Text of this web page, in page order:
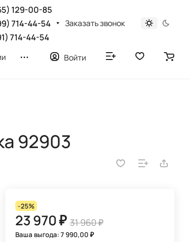
129-00-85
714-44-54
714-44-54
Заказать звонок
Войти
92903
-25%
23 970 ₽ 31 960 ₽
Ваша выгода: 7 990,00 ₽